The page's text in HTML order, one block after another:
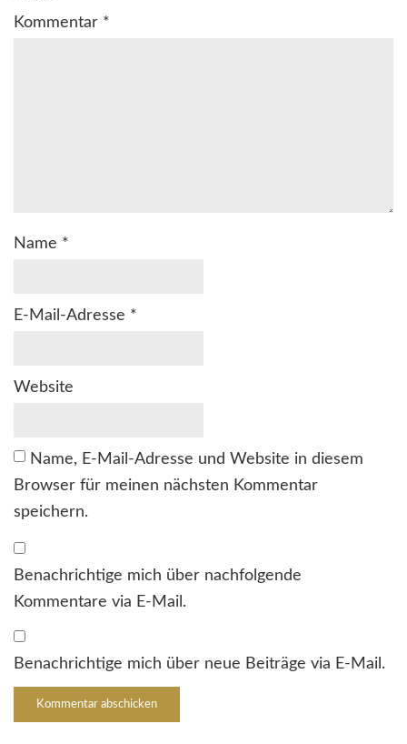
Kommentar *
Name *
E-Mail-Adresse *
Website
Name, E-Mail-Adresse und Website in diesem
Browser für meinen nächsten Kommentar
speichern.
Benachrichtige mich über nachfolgende
Kommentare via E-Mail.
Benachrichtige mich über neue Beiträge via E-Mail.